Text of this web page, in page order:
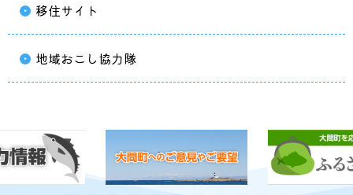
移住サイト
地域おこし協力隊